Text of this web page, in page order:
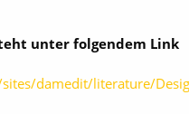
unter folgendem Link
damedit/literature/